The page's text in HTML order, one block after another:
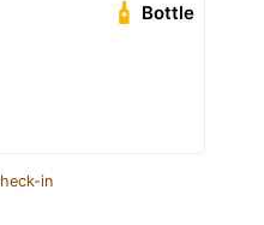
Bottle
in